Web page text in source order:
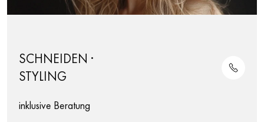
SCHNEIDEN ·
STYLING
inklusive Beratung